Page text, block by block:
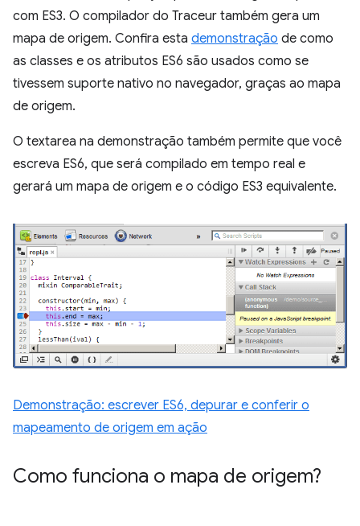
com ES3. O compilador do Traceur também gera um
mapa de origem. Confira esta demonstração de como
as classes e os atributos ES6 são usados como se
tivessem suporte nativo no navegador, graças ao mapa
de origem.
O textarea na demonstração também permite que você
escreva ES6, que será compilado em tempo real e
gerará um mapa de origem e o código ES3 equivalente.
Demonstração: escrever ES6, depurar e conferir o
mapeamento de origem em ação
Como funciona o mapa de origem?